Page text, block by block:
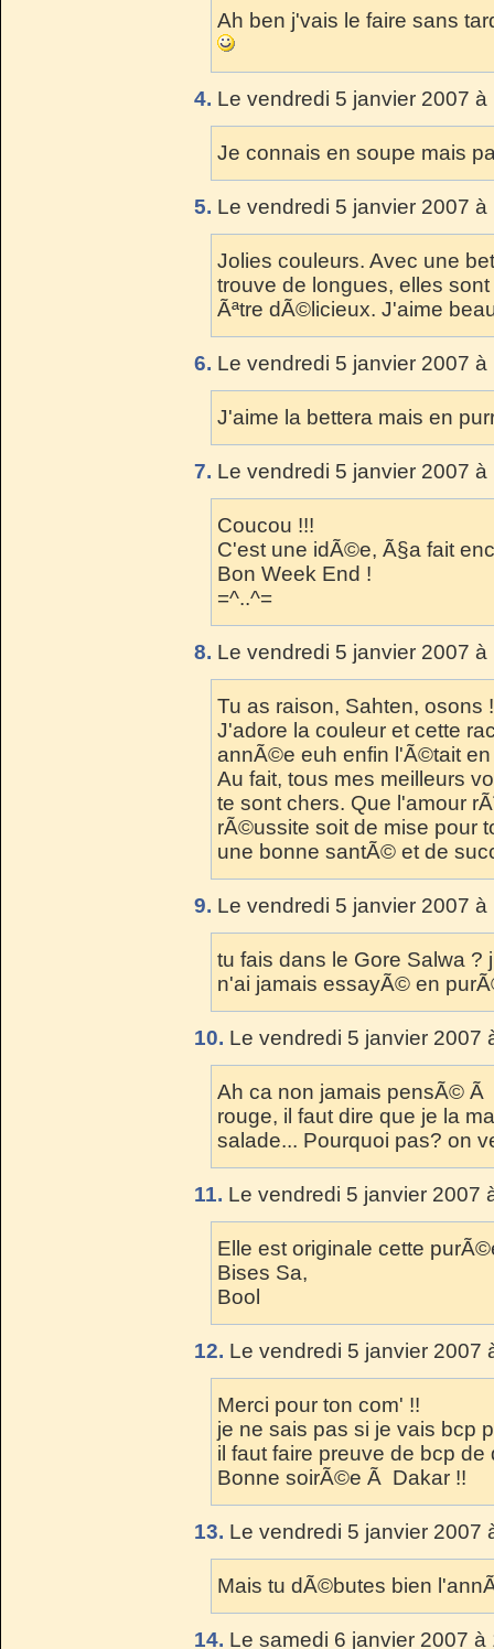
Ah ben j'vais le faire sans
4. Le vendredi 5 janvier 2007
Je connais en soupe mais
5. Le vendredi 5 janvier 2007
Jolies couleurs. Avec une
trouve de longues, elles
Ãªtre dÃ©licieux. J'aime
6. Le vendredi 5 janvier 2007
J'aime la bettera mais en
7. Le vendredi 5 janvier 2007
Coucou !!!
C'est une idÃ©e, Ã§a fait
Bon Week End !
=^..^=
8. Le vendredi 5 janvier 2007
Tu as raison, Sahten, osons
J'adore la couleur et cette
annÃ©e euh enfin l'Ã©tait
Au fait, tous mes meilleurs
te sont chers. Que l'amour
rÃ©ussite soit de mise pour
une bonne santÃ© et de
9. Le vendredi 5 janvier 2007
tu fais dans le Gore Salwa ?
n'ai jamais essayÃ© en
10. Le vendredi 5 janvier 2007
Ah ca non jamais pensÃ©
rouge, il faut dire que je la
salade... Pourquoi pas? on
11. Le vendredi 5 janvier 2007
Elle est originale cette
Bises Sa,
Bool
12. Le vendredi 5 janvier 2007
Merci pour ton com' !!
je ne sais pas si je vais bcp
il faut faire preuve de bcp de
Bonne soirÃ©e Ã Dakar !!
13. Le vendredi 5 janvier 2007
Mais tu dÃ©butes bien
14. Le samedi 6 janvier 2007